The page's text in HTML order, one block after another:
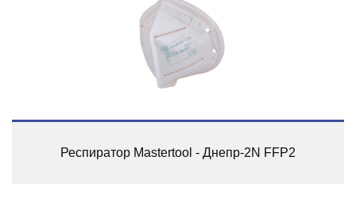
Респиратор Mastertool - Днепр-2N FFP2